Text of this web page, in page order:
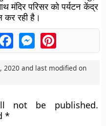
मंदिर परिसर को पर्यटन केंद्र
रही है।
FacebookMessengerPinterest
2020 and last modified on
not be published.
*